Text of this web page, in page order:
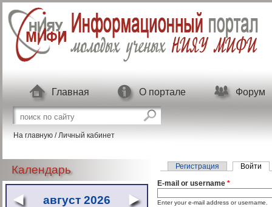
Перейти к основному содержанию
Главная О портале Форум
Форма поиска
Поиск на сайте
На главную /Личный кабинет
Календарь
август 2026
« »
Главные вкладки
Регистрация Войти
E-mail or username *
Enter your e-mail address or username.